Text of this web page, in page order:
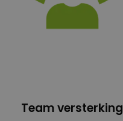
Team versterking